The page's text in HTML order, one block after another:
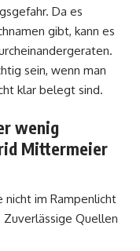
Da es
gibt, kann es
sein, wenn man
klar belegt sind.
wenig
Mittermeier
nicht im Rampenlicht
Quellen